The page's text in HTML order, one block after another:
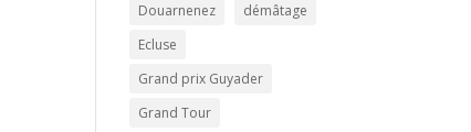
Douarnenez
démâtage
Ecluse
Grand prix Guyader
Grand Tour